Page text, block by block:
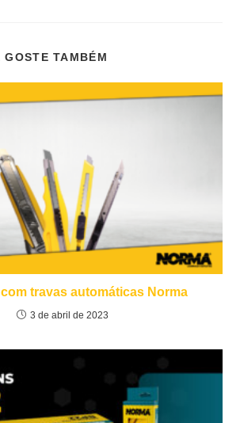
GOSTE TAMBÉM
travas automáticas Norma
3 de abril de 2023